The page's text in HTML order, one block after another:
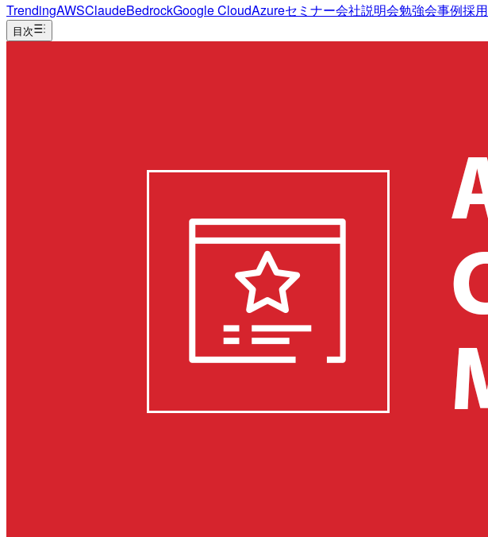
TrendingAWSClaudeBedrockGoogle CloudAzureセミナー会社説明会勉強会事例採用
目次